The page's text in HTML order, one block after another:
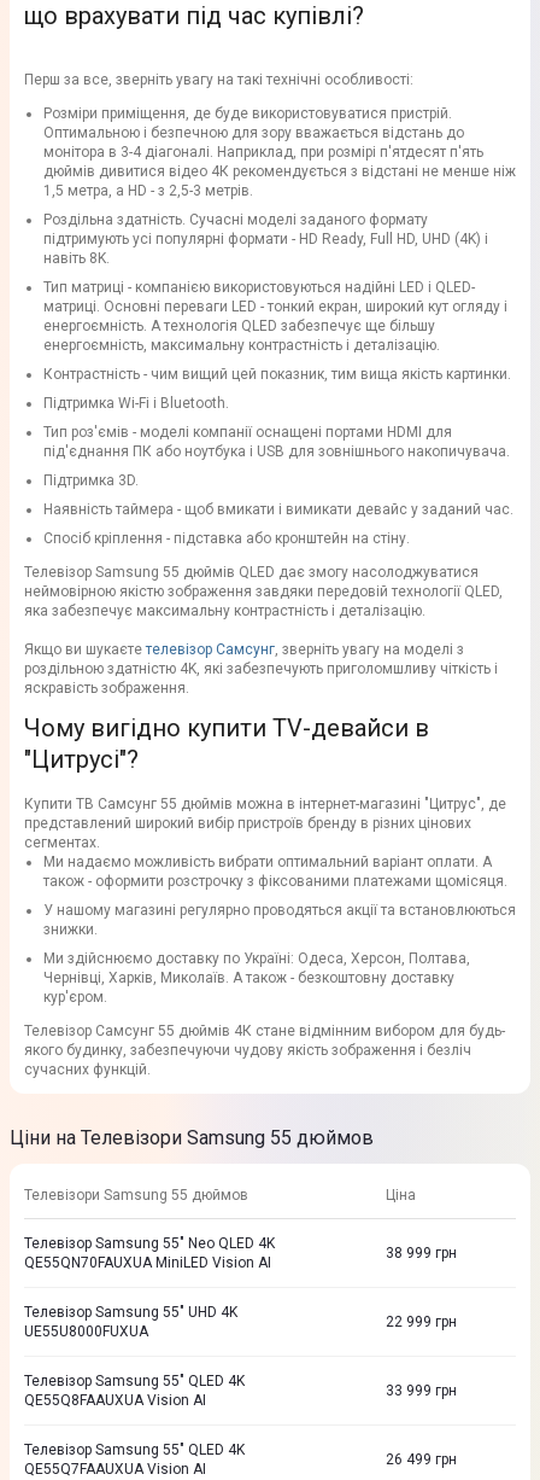
що врахувати під час купівлі?
Перш за все, зверніть увагу на такі технічні особливості:
Розміри приміщення, де буде використовуватися пристрій.
Оптимальною і безпечною для зору вважається відстань до
монітора в 3-4 діагоналі. Наприклад, при розмірі п'ятдесят п'ять
дюймів дивитися відео 4К рекомендується з відстані не менше ніж
1,5 метра, а HD - з 2,5-3 метрів.
Роздільна здатність. Сучасні моделі заданого формату
підтримують усі популярні формати - HD Ready, Full HD, UHD (4K) і
навіть 8K.
Тип матриці - компанією використовуються надійні LED і QLED-
матриці. Основні переваги LED - тонкий екран, широкий кут огляду і
енергоємність. А технологія QLED забезпечує ще більшу
енергоємність, максимальну контрастність і деталізацію.
Контрастність - чим вищий цей показник, тим вища якість картинки.
Підтримка Wi-Fi і Bluetooth.
Тип роз'ємів - моделі компанії оснащені портами HDMI для
під'єднання ПК або ноутбука і USB для зовнішнього накопичувача.
Підтримка 3D.
Наявність таймера - щоб вмикати і вимикати девайс у заданий час.
Спосіб кріплення - підставка або кронштейн на стіну.
Телевізор Samsung 55 дюймів QLED дає змогу насолоджуватися
неймовірною якістю зображення завдяки передовій технології QLED,
яка забезпечує максимальну контрастність і деталізацію.
Якщо ви шукаєтетелевізор Самсунг, зверніть увагу на моделі з
роздільною здатністю 4K, які забезпечують приголомшливу чіткість і
яскравість зображення.
Чому вигідно купити TV-девайси в
"Цитрусі"?
Купити ТВ Самсунг 55 дюймів можна в інтернет-магазині "Цитрус", де
представлений широкий вибір пристроїв бренду в різних цінових
сегментах.
Ми надаємо можливість вибрати оптимальний варіант оплати. А
також - оформити розстрочку з фіксованими платежами щомісяця.
У нашому магазині регулярно проводяться акції та встановлюються
знижки.
Ми здійснюємо доставку по Україні: Одеса, Херсон, Полтава,
Чернівці, Харків, Миколаїв. А також - безкоштовну доставку
кур'єром.
Телевізор Самсунг 55 дюймів 4К стане відмінним вибором для будь-
якого будинку, забезпечуючи чудову якість зображення і безліч
сучасних функцій.
Ціни на Телевізори Samsung 55 дюймов
Телевізори Samsung 55 дюймов Ціна
Телевізор Samsung 55" Neo QLED 4K
QE55QN70FAUXUA MiniLED Vision AI
38 999 грн
Телевізор Samsung 55" UHD 4K
UE55U8000FUXUA
22 999 грн
Телевізор Samsung 55" QLED 4K
QE55Q8FAAUXUA Vision AI
33 999 грн
Телевізор Samsung 55" QLED 4K
QE55Q7FAAUXUA Vision AI
26 499 грн